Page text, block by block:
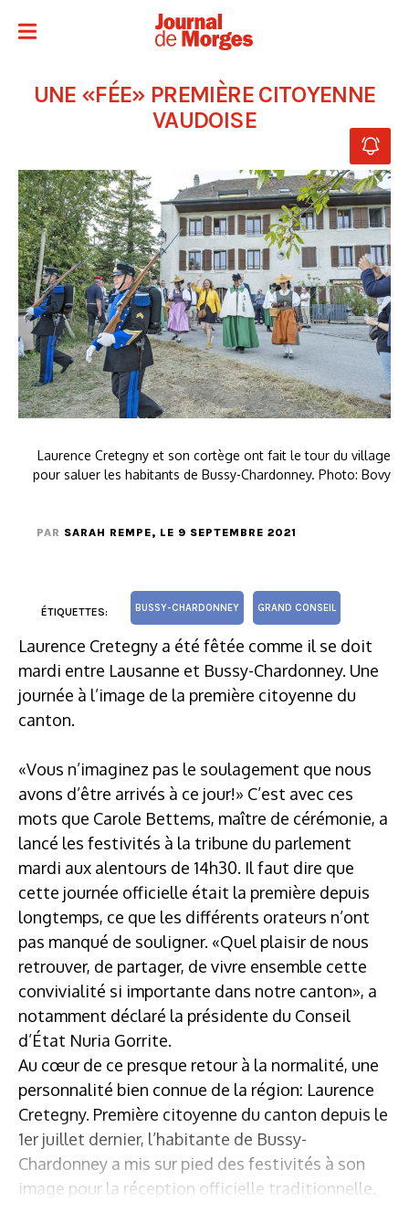
UNE «FÉE» PREMIÈRE CITOYENNE
VAUDOISE
Laurence Cretegny et son cortège ont fait le tour du village
pour saluer les habitants de Bussy-Chardonney. Photo: Bovy
PAR SARAH REMPE, LE 9 SEPTEMBRE 2021
ÉTIQUETTES: BUSSY-CHARDONNEY GRAND CONSEIL
Laurence Cretegny a été fêtée comme il se doit
mardi entre Lausanne et Bussy-Chardonney. Une
journée à l’image de la première citoyenne du
canton.
«Vous n’imaginez pas le soulagement que nous
avons d’être arrivés à ce jour!» C’est avec ces
mots que Carole Bettems, maître de cérémonie, a
lancé les festivités à la tribune du parlement
mardi aux alentours de 14h30. Il faut dire que
cette journée officielle était la première depuis
longtemps, ce que les différents orateurs n’ont
pas manqué de souligner. «Quel plaisir de nous
retrouver, de partager, de vivre ensemble cette
convivialité si importante dans notre canton», a
notamment déclaré la présidente du Conseil
d’État Nuria Gorrite.
Au cœur de ce presque retour à la normalité, une
personnalité bien connue de la région: Laurence
Cretegny. Première citoyenne du canton depuis le
1er juillet dernier, l’habitante de Bussy-
Chardonney a mis sur pied des festivités à son
image pour la réception officielle traditionnelle.